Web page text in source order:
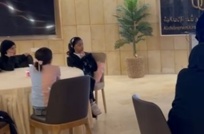
المنطقة الشرقية